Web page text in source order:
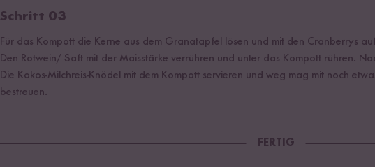
Schritt 03
Für das Kompott die Kerne aus dem Granatapfel lösen und mit den Cranberrys
Den Rotwein/ Saft mit der Maisstärke verrühren und unter das Kompott rühren.
Die Kokos-Milchreis-Knödel mit dem Kompott servieren und weg mag mit noch
bestreuen.
FERTIG